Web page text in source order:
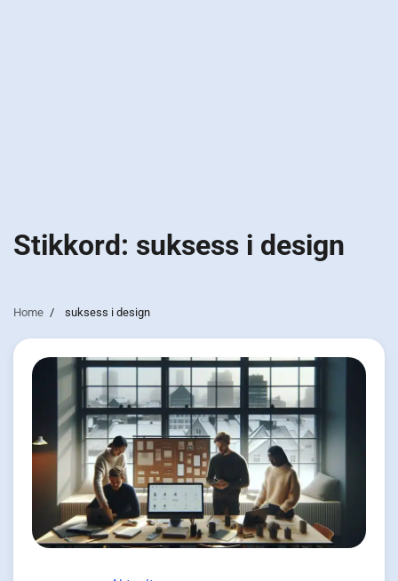
Stikkord: suksess i design
Home suksess i design